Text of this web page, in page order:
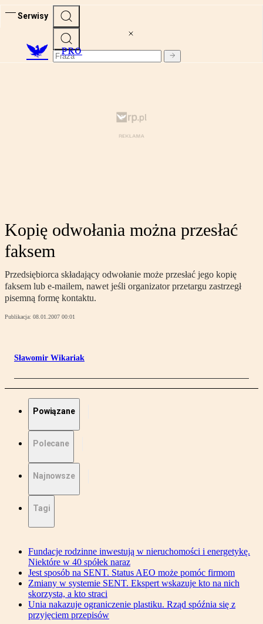
Serwisy
PRO
Kopię odwołania można przesłać
faksem
Przedsiębiorca składający odwołanie może przesłać jego kopię
faksem lub e-mailem, nawet jeśli organizator przetargu zastrzegł
pisemną formę kontaktu.
Publikacja: 08.01.2007 00:01
Sławomir Wikariak
Powiązane
Polecane
Najnowsze
Tagi
Fundacje rodzinne inwestują w nieruchomości i energetykę.
Niektóre w 40 spółek naraz
Jest sposób na SENT. Status AEO może pomóc firmom
Zmiany w systemie SENT. Ekspert wskazuje kto na nich
skorzysta, a kto straci
Unia nakazuje ograniczenie plastiku. Rząd spóźnia się z
przyjęciem przepisów